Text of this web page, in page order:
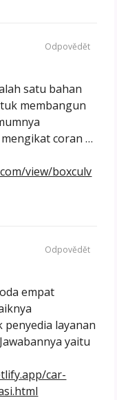
satu bahan
membangun
coran …
view/boxculv
Odpovědět
empat
layanan
yaitu
car-
Odpovědět